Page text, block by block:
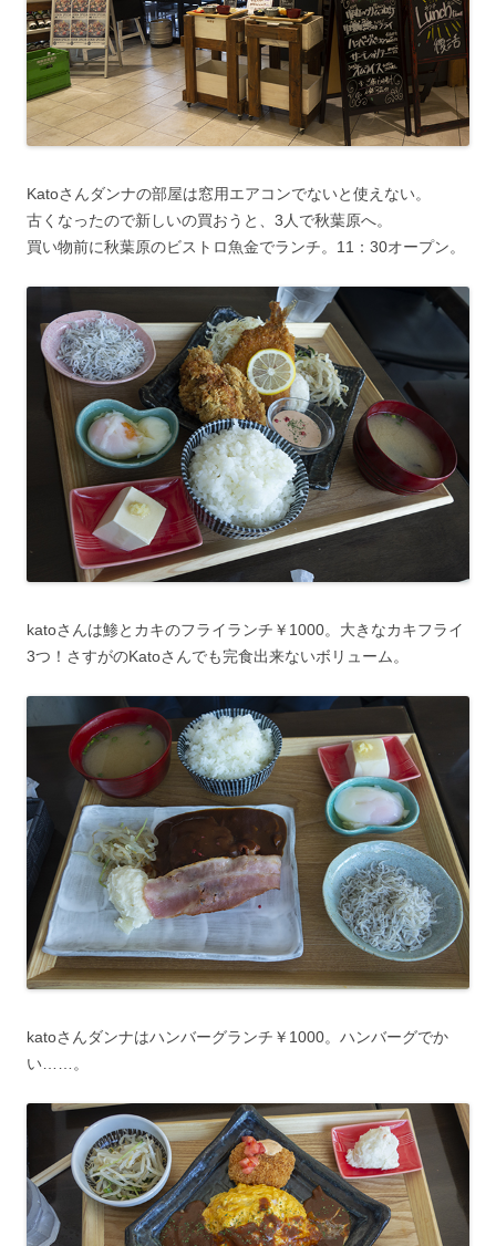
Katoさんダンナの部屋は窓用エアコンでないと使えない。
古くなったので新しいの買おうと、3人で秋葉原へ。
買い物前に秋葉原のビストロ魚金でランチ。11：30オープン。
katoさんは鯵とカキのフライランチ￥1000。大きなカキフライ
3つ！さすがのKatoさんでも完食出来ないボリューム。
katoさんダンナはハンバーグランチ￥1000。ハンバーグでか
い……。